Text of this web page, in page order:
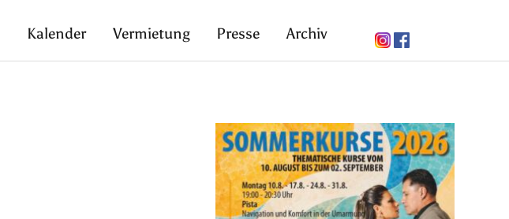
Kalender Vermietung Presse Archiv